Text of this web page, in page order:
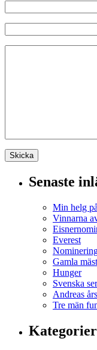
Senaste
Min helg
Vinnarna
Everest
Gamla
Hunger
Svenska
Andreas
Tre män
Kategorier